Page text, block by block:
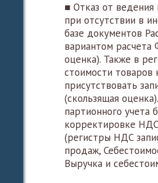
■ Отказ от ведения
при отсутствии в
базе документов
вариантом
оценка). Также в
стоимости товаров
присутствовать
(скользящая
партионного учета
корректировке
(регистры НДС
продаж,
Выручка и